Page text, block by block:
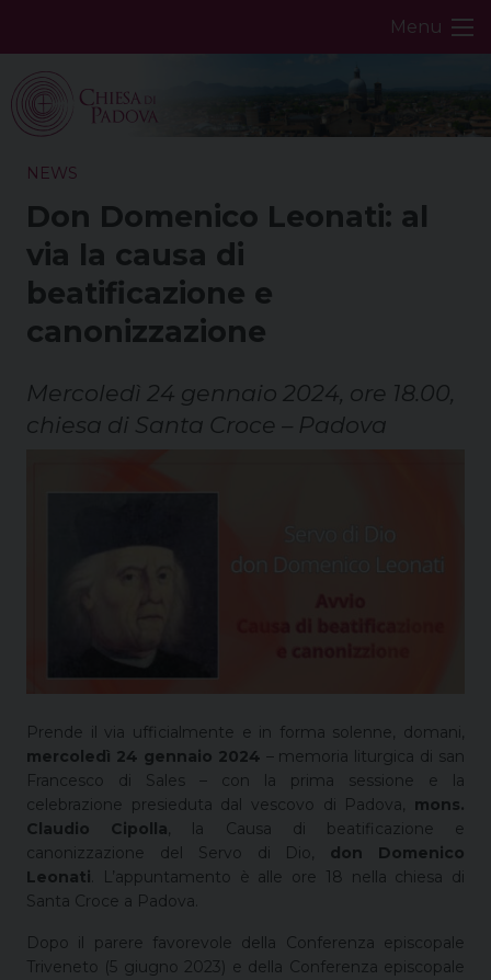
Menu
NEWS
Don Domenico Leonati: al
via la causa di
beatificazione e
canonizzazione
Mercoledì 24 gennaio 2024, ore 18.00,
chiesa di Santa Croce – Padova
Prende il via ufficialmente e in forma solenne, domani,
mercoledì 24 gennaio 2024 – memoria liturgica di san
Francesco di Sales – con la prima sessione e la
celebrazione presieduta dal vescovo di Padova, mons.
Claudio Cipolla, la Causa di beatificazione e
canonizzazione del Servo di Dio, don Domenico
Leonati
. L’appuntamento è alle ore 18 nella chiesa di
Santa Croce a Padova.
Dopo il parere favorevole della Conferenza episcopale
Triveneto (5 giugno 2023) e della Conferenza episcopale